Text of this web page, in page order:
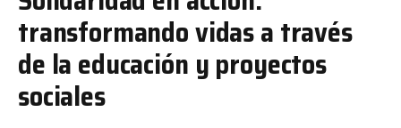
transformando vidas a través
de la educación y proyectos
sociales